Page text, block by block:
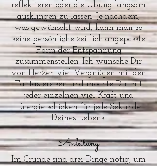
reflektieren oder die Übung langsam
ausklingen zu lassen. Je nachdem,
was gewünscht wird, kann man so
seine persönliche zeitlich angepasste
Form der Entspannung
zusammenstellen. Ich wünsche Dir
von Herzen viel Vergnügen mit den
Fantasiereisen und möchte Dir mit
jeder einzelnen viel Kraft und
Energie schicken für jede Sekunde
Deines Lebens.
Anleitung
Im Grunde sind drei Dinge nötig, um